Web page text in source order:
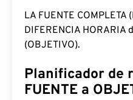
LA FUENTE COMPLETA
DIFERENCIA HORARIA
(OBJETIVO).
Planificador de
FUENTE a